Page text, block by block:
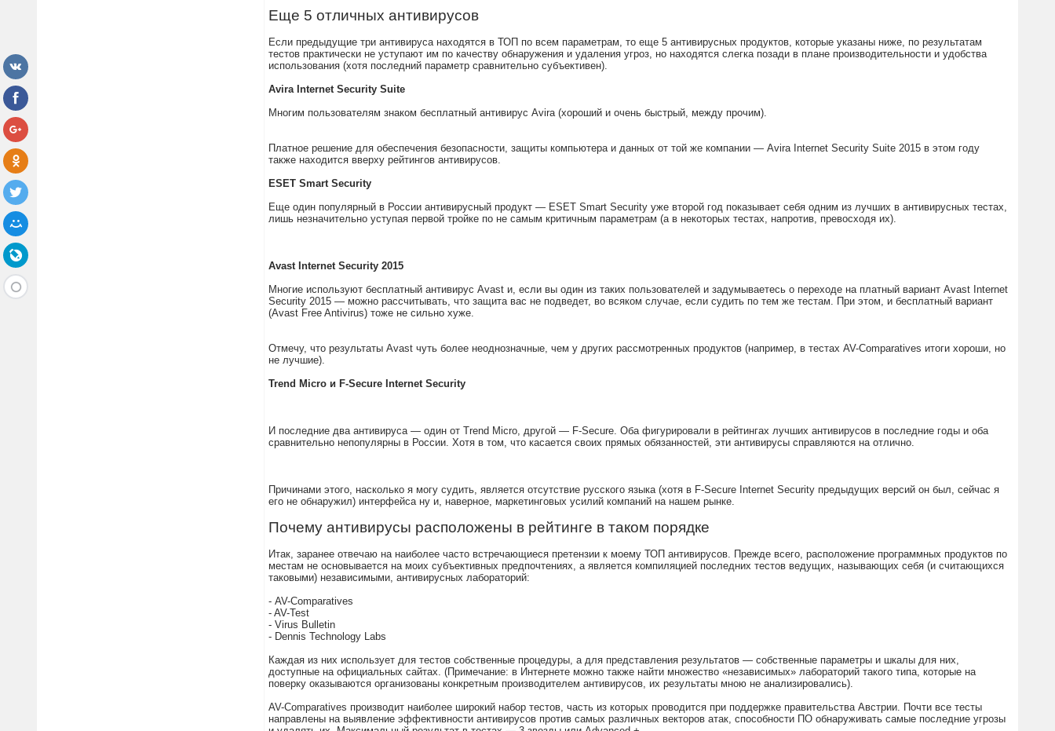
Еще 5 отличных антивирусов
Если предыдущие три антивируса находятся в ТОП по всем параметрам, то еще 5 антивирусных продуктов, которые указаны ниже, по результатам
тестов практически не уступают им по качеству обнаружения и удаления угроз, но находятся слегка позади в плане производительности и удобства
использования (хотя последний параметр сравнительно субъективен).
Avira Internet Security Suite
Многим пользователям знаком бесплатный антивирус Avira (хороший и очень быстрый, между прочим).
Платное решение для обеспечения безопасности, защиты компьютера и данных от той же компании — Avira Internet Security Suite 2015 в этом году
также находится вверху рейтингов антивирусов.
ESET Smart Security
Еще один популярный в России антивирусный продукт — ESET Smart Security уже второй год показывает себя одним из лучших в антивирусных тестах,
лишь незначительно уступая первой тройке по не самым критичным параметрам (а в некоторых тестах, напротив, превосходя их).
Avast Internet Security 2015
Многие используют бесплатный антивирус Avast и, если вы один из таких пользователей и задумываетесь о переходе на платный вариант Avast Internet
Security 2015 — можно рассчитывать, что защита вас не подведет, во всяком случае, если судить по тем же тестам. При этом, и бесплатный вариант
(Avast Free Antivirus) тоже не сильно хуже.
Отмечу, что результаты Avast чуть более неоднозначные, чем у других рассмотренных продуктов (например, в тестах AV-Comparatives итоги хороши, но
не лучшие).
Trend Micro и F-Secure Internet Security
И последние два антивируса — один от Trend Micro, другой — F-Secure. Оба фигурировали в рейтингах лучших антивирусов в последние годы и оба
сравнительно непопулярны в России. Хотя в том, что касается своих прямых обязанностей, эти антивирусы справляются на отлично.
Причинами этого, насколько я могу судить, является отсутствие русского языка (хотя в F-Secure Internet Security предыдущих версий он был, сейчас я
его не обнаружил) интерфейса ну и, наверное, маркетинговых усилий компаний на нашем рынке.
Почему антивирусы расположены в рейтинге в таком порядке
Итак, заранее отвечаю на наиболее часто встречающиеся претензии к моему ТОП антивирусов. Прежде всего, расположение программных продуктов по
местам не основывается на моих субъективных предпочтениях, а является компиляцией последних тестов ведущих, называющих себя (и считающихся
таковыми) независимыми, антивирусных лабораторий:
- AV-Comparatives
- AV-Test
- Virus Bulletin
- Dennis Technology Labs
Каждая из них использует для тестов собственные процедуры, а для представления результатов — собственные параметры и шкалы для них,
доступные на официальных сайтах. (Примечание: в Интернете можно также найти множество «независимых» лабораторий такого типа, которые на
поверку оказываются организованы конкретным производителем антивирусов, их результаты мною не анализировались).
AV-Comparatives производит наиболее широкий набор тестов, часть из которых проводится при поддержке правительства Австрии. Почти все тесты
направлены на выявление эффективности антивирусов против самых различных векторов атак, способности ПО обнаруживать самые последние угрозы